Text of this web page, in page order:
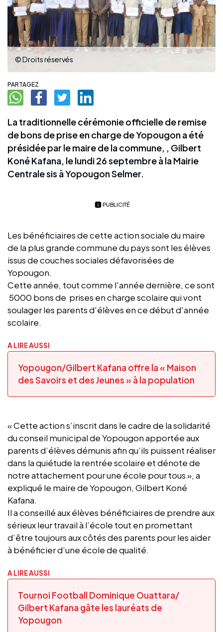
© Droits réservés
PARTAGEZ
La traditionnelle cérémonie officielle de remise
de bons de prise en charge de Yopougon a été
présidée par le maire de la commune, , Gilbert
Koné Kafana, le lundi 26 septembre à la Mairie
Centrale sis à Yopougon Selmer.
PUBLICITÉ
Les bénéficiaires de cette action sociale du maire
de la plus grande commune du pays sont les élèves
issus de couches sociales défavorisées de
Yopougon.
Cette année, tout comme l'année dernière, ce sont
5000 bons de prises en charge scolaire qui vont
soulager les parents d'élèves en ce début d'année
scolaire.
A LIRE AUSSI
Yopougon/Gilbert Kafana offre la « Maison
des Savoirs et des Jeunes » à la population
« Cette action s’inscrit dans le cadre de la solidarité
du conseil municipal de Yopougon apportée aux
parents d’élèves démunis afin qu’ils puissent réaliser
dans la quiétude la rentrée scolaire et dénote de
notre attachement pour une école pour tous », a
expliqué le maire de Yopougon, Gilbert Koné
Kafana.
Il a conseillé aux élèves bénéficiaires de prendre aux
sérieux leur travail à l’école tout en promettant
d’être toujours aux côtés des parents pour les aider
à bénéficier d’une école de qualité.
A LIRE AUSSI
Tournoi Football Dominique Ouattara/
Gilbert Kafana gâte les lauréats de
Yopougon